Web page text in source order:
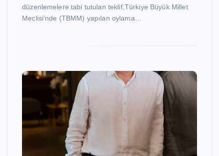
düzenlemelere tabi tutulan teklif,Türkiye Büyük Millet
Meclisi’nde (TBMM) yapılan oylama…